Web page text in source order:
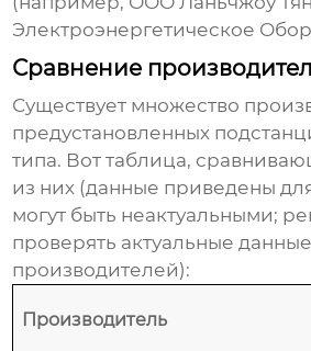
Электроэнергетическое
Сравнение
Существует множество
предустановленных
типа. Вот таблица,
из них (данные приведены
могут быть неактуальными;
проверять актуальные
производителей):
Производитель